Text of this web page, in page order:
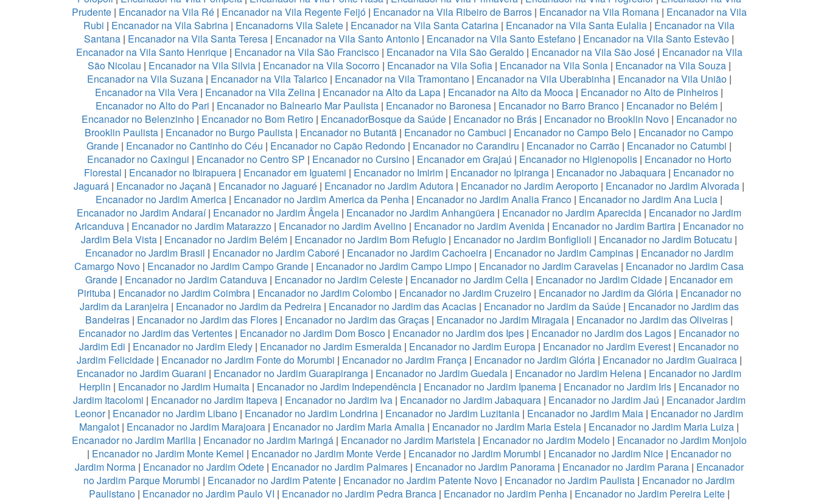
Prudente| Encanador na Vila Ré| Encanador na Vila Regente Feijó| Encanador na Vila Ribeiro de Barros| Encanador na Vila Romana| Encanador na Vila
Rubi | Encanador na Vila Sabrina | Encanadorns Vila Salete | Encanador na Vila Santa Catarina | Encanador na Vila Santa Eulalia | Encanador na Vila
Santana | Encanador na Vila Santa Teresa | Encanador na Vila Santo Antonio | Encanador na Vila Santo Estefano | Encanador na Vila Santo Estevão |
Encanador na Vila Santo Henrique| Encanador na Vila São Francisco| Encanador na Vila São Geraldo| Encanador na Vila São José| Encanador na Vila
São Nicolau | Encanador na Vila Silvia| Encanador na Vila Socorro| Encanador na Vila Sofia| Encanador na Vila Sonia| Encanador na Vila Souza|
Encanador na Vila Suzana| Encanador na Vila Talarico| Encanador na Vila Tramontano| Encanador na Vila Uberabinha| Encanador na Vila União|
Encanador na Vila Vera | Encanador na Vila Zelina | Encanador na Alto da Lapa | Encanador na Alto da Mooca | Encanador no Alto de Pinheiros |
Encanador no Alto do Pari | Encanador no Balneario Mar Paulista | Encanador no Baronesa | Encanador no Barro Branco | Encanador no Belém |
Encanador no Belenzinho| Encanador no Bom Retiro| EncanadorBosque da Saúde| Encanador no Brás| Encanador no Brooklin Novo| Encanador no
Brooklin Paulista | Encanador no Burgo Paulista | Encanador no Butantã | Encanador no Cambuci | Encanador no Campo Belo | Encanador no Campo
Grande | Encanador no Cantinho do Céu | Encanador no Capão Redondo | Encanador no Carandiru | Encanador no Carrão | Encanador no Catumbi |
Encanador no Caxingui | Encanador no Centro SP | Encanador no Cursino| Encanador em Grajaú | Encanador no Higienopolis| Encanador no Horto
Florestal | Encanador no Ibirapuera | Encanador em Iguatemi | Encanador no Imirim | Encanador no Ipiranga | Encanador no Jabaquara | Encanador no
Jaguará | Encanador no Jaçanã | Encanador no Jaguaré | Encanador no Jardim Adutora | Encanador no Jardim Aeroporto | Encanador no Jardim Alvorada |
Encanador no Jardim America | Encanador no Jardim America da Penha | Encanador no Jardim Analia Franco | Encanador no Jardim Ana Lucia |
Encanador no Jardim Andaraí| Encanador no Jardim Ângela | Encanador no Jardim Anhangüera | Encanador no Jardim Aparecida | Encanador no Jardim
Aricanduva| Encanador no Jardim Matarazzo| Encanador no Jardim Avelino| Encanador no Jardim Avenida| Encanador no Jardim Bartira| Encanador no
Jardim Bela Vista | Encanador no Jardim Belém | Encanador no Jardim Bom Refugio | Encanador no Jardim Bonfiglioli | Encanador no Jardim Botucatu |
Encanador no Jardim Brasil | Encanador no Jardim Caboré| Encanador no Jardim Cachoeira| Encanador no Jardim Campinas| Encanador no Jardim
Camargo Novo | Encanador no Jardim Campo Grande | Encanador no Jardim Campo Limpo | Encanador no Jardim Caravelas | Encanador no Jardim Casa
Grande | Encanador no Jardim Catanduva | Encanador no Jardim Celeste | Encanador no Jardim Celia | Encanador no Jardim Cidade | Encanador em
Pirituba| Encanador no Jardim Coimbra| Encanador no Jardim Colombo| Encanador no Jardim Cruzeiro| Encanador no Jardim da Glória| Encanador no
Jardim da Laranjeira| Encanador no Jardim da Pedreira| Encanador no Jardim das Acacias| Encanador no Jardim da Saúde| Encanador no Jardim das
Bandeiras | Encanador no Jardim das Flores | Encanador no Jardim das Graças | Encanador no Jardim Miragaia | Encanador no Jardim das Oliveiras |
Encanador no Jardim das Vertentes | Encanador no Jardim Dom Bosco | Encanador no Jardim dos Ipes | Encanador no Jardim dos Lagos | Encanador no
Jardim Edi | Encanador no Jardim Eledy | Encanador no Jardim Esmeralda | Encanador no Jardim Europa | Encanador no Jardim Everest | Encanador no
Jardim Felicidade| Encanador no Jardim Fonte do Morumbi | Encanador no Jardim França| Encanador no Jardim Glória| Encanador no Jardim Guairaca|
Encanador no Jardim Guarani | Encanador no Jardim Guarapiranga | Encanador no Jardim Guedala | Encanador no Jardim Helena | Encanador no Jardim
Herplin | Encanador no Jardim Humaita| Encanador no Jardim Independência| Encanador no Jardim Ipanema| Encanador no Jardim Iris| Encanador no
Jardim Itacolomi | Encanador no Jardim Itapeva| Encanador no Jardim Iva| Encanador no Jardim Jabaquara| Encanador no Jardim Jaú | Encanador Jardim
Leonor| Encanador no Jardim Libano | Encanador no Jardim Londrina | Encanador no Jardim Luzitania | Encanador no Jardim Maia | Encanador no Jardim
Mangalot | Encanador no Jardim Marajoara | Encanador no Jardim Maria Amalia | Encanador no Jardim Maria Estela | Encanador no Jardim Maria Luiza |
Encanador no Jardim Marilia| Encanador no Jardim Maringá| Encanador no Jardim Maristela| Encanador no Jardim Modelo| Encanador no Jardim Monjolo
| Encanador no Jardim Monte Kemel | Encanador no Jardim Monte Verde| Encanador no Jardim Morumbi | Encanador no Jardim Nice| Encanador no
Jardim Norma| Encanador no Jardim Odete| Encanador no Jardim Palmares| Encanador no Jardim Panorama| Encanador no Jardim Parana| Encanador
no Jardim Parque Morumbi | Encanador no Jardim Patente | Encanador no Jardim Patente Novo | Encanador no Jardim Paulista | Encanador no Jardim
Paulistano| Encanador no Jardim Paulo VI | Encanador no Jardim Pedra Branca| Encanador no Jardim Penha| Encanador no Jardim Pereira Leite|